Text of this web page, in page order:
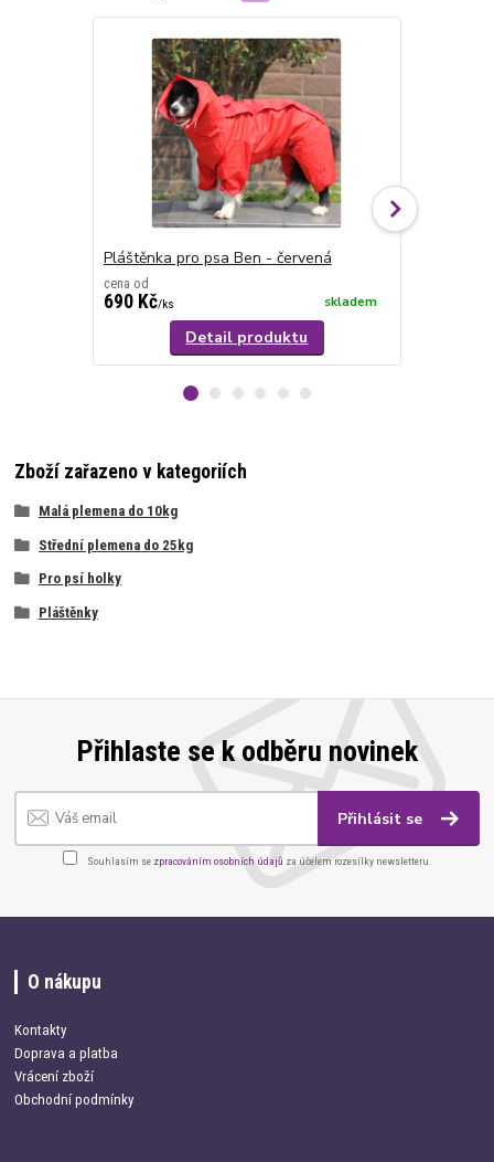
Pláštěnka pro psa Ben - červená
cena od
690 Kč/ks skladem
Detail produktu
Zboží zařazeno v kategoriích
Malá plemena do 10kg
Střední plemena do 25kg
Pro psí holky
Pláštěnky
Přihlaste se k odběru novinek
Přihlásit se
Souhlasím se zpracováním osobních údajů za účelem rozesílky newsletteru.
O nákupu
Kontakty
Doprava a platba
Vrácení zboží
Obchodní podmínky